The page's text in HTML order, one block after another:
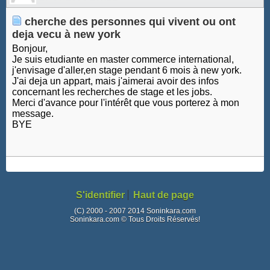
cherche des personnes qui vivent ou ont
deja vecu à new york
Bonjour,
Je suis etudiante en master commerce international,
j'envisage d'aller,en stage pendant 6 mois à new york.
J'ai deja un appart, mais j'aimerai avoir des infos
concernant les recherches de stage et les jobs.
Merci d'avance pour l'intérêt que vous porterez à mon
message.
BYE
S'identifier Haut de page
(C) 2000 - 2007 2014 Soninkara.com
Soninkara.com © Tous Droits Réservés!